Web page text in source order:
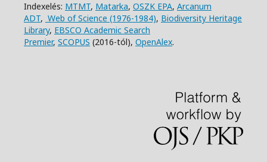
Indexelés: MTMT, Matarka, OSZK EPA, Arcanum
ADT, Web of Science (1976-1984), Biodiversity Heritage
Library, EBSCO Academic Search
Premier, SCOPUS (2016-tól), OpenAlex.